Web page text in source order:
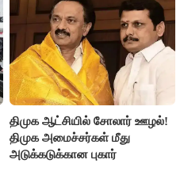
திமுக ஆட்சியில் சோலார் ஊழல்!
திமுக அமைச்சர்கள் மீது
அடுக்கடுக்கான புகார்